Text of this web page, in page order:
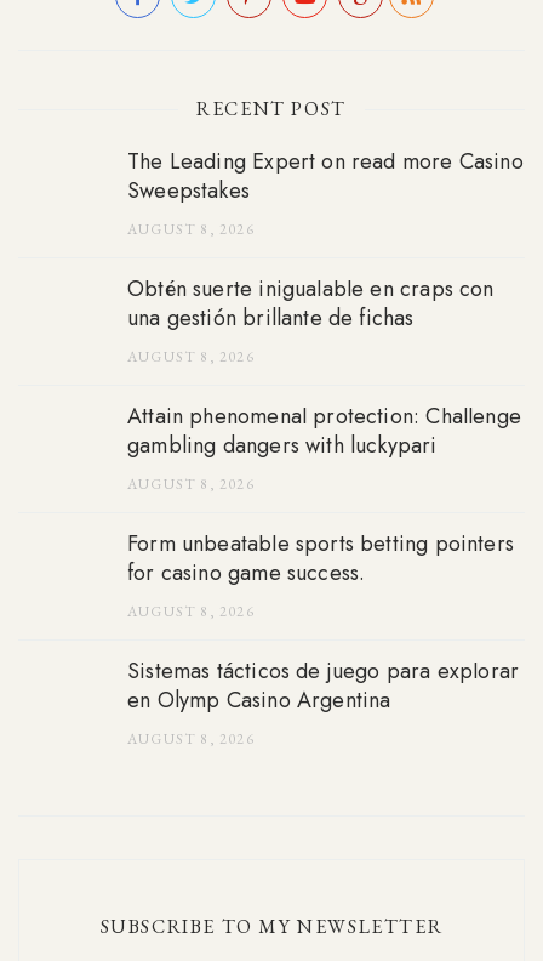
RECENT POST
The Leading Expert on read more Casino
Sweepstakes
AUGUST 8, 2026
Obtén suerte inigualable en craps con
una gestión brillante de fichas
AUGUST 8, 2026
Attain phenomenal protection: Challenge
gambling dangers with luckypari
AUGUST 8, 2026
Form unbeatable sports betting pointers
for casino game success.
AUGUST 8, 2026
Sistemas tácticos de juego para explorar
en Olymp Casino Argentina
AUGUST 8, 2026
SUBSCRIBE TO MY NEWSLETTER